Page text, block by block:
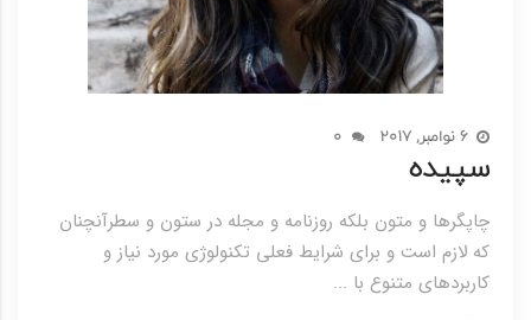
6 نوامبر, 2017 0
سپیده
چاپگرها و متون بلکه روزنامه و مجله در ستون و سطرآنچنان
که لازم است و برای شرایط فعلی تکنولوژی مورد نیاز و
کاربردهای متنوع با ...